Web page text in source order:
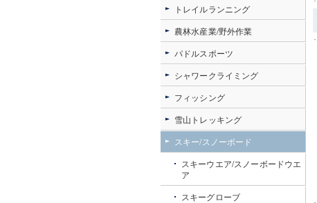
トレイルランニング
農林水産業/野外作業
パドルスポーツ
シャワークライミング
フィッシング
雪山トレッキング
スキー/スノーボード
スキーウエア/スノーボードウエ
ア
スキーグローブ